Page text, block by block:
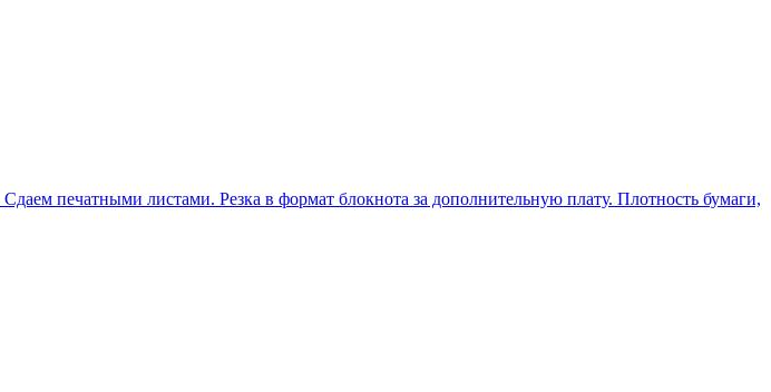
печатными листами. Резка в формат блокнота за дополнительную плату. Плотность бумаги,